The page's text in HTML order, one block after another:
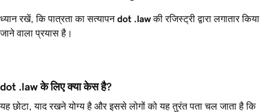
ध्यान रखें, कि पात्रता का सत्यापनdot .lawकी रजिस्ट्री द्वारा लगातार किया
जाने वाला प्रयास है।
dot .law के लिए क्या केस है?
यह छोटा, याद रखने योग्य है और इससे लोगों को यह तुरंत पता चल जाता है कि